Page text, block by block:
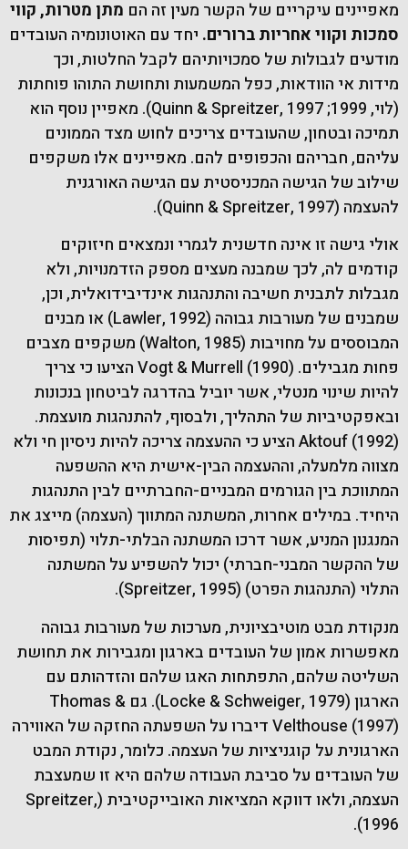
מאפיינים עיקריים של הקשר מעין זה הם מתן מטרות, קווי
סמכות וקווי אחריות ברורים. יחד עם האוטונומיה העובדים
מודעים לגבולות של סמכויותיהם לקבל החלטות, וכך
מידות אי הוודאות, כפל המשמעות ותחושת התוהו פוחתות
(לוי, 1999; Quinn & Spreitzer, 1997). מאפיין נוסף הוא
תמיכה ובטחון, שהעובדים צריכים לחוש מצד הממונים
עליהם, חבריהם והכפופים להם. מאפיינים אלו משקפים
שילוב של הגישה המכניסטית עם הגישה האורגנית
להעצמה (Quinn & Spreitzer, 1997).
אולי גישה זו אינה חדשנית לגמרי ונמצאים חיזוקים
קודמים לה, לכך שמבנה מעצים מספק הזדמנויות, ולא
מגבלות לתבנית חשיבה והתנהגות אינדיבידואלית, וכן,
שמבנים של מעורבות גבוהה (Lawler, 1992) או מבנים
המבוססים על מחויבות (Walton, 1985) משקפים מצבים
פחות מגבילים. Vogt & Murrell (1990) הציעו כי צריך
להיות שינוי מנטלי, אשר יוביל בהדרגה לביטחון בנכונות
ובאפקטיביות של התהליך, ולבסוף, להתנהגות מועצמת.
Aktouf (1992) הציע כי ההעצמה צריכה להיות ניסיון חי ולא
מצווה מלמעלה, וההעצמה הבין-אישית היא ההשפעה
המתווכת בין הגורמים המבניים-החברתיים לבין התנהגות
היחיד. במילים אחרות, המשתנה המתווך (העצמה) מייצג את
המנגנון המניע, אשר דרכו המשתנה הבלתי-תלוי (תפיסות
של ההקשר המבני-חברתי) יכול להשפיע על המשתנה
התלוי (התנהגות הפרט) (Spreitzer, 1995).
מנקודת מבט מוטיבציונית, מערכות של מעורבות גבוהה
מאפשרות אמון של העובדים בארגון ומגבירות את תחושת
השליטה שלהם, התפתחות האגו שלהם והזדהותם עם
הארגון (Locke & Schweiger, 1979). גם Thomas &
Velthouse (1997) דיברו על השפעתה החזקה של האווירה
הארגונית על קוגניציות של העצמה. כלומר, נקודת המבט
של העובדים על סביבת העבודה שלהם היא זו שמעצבת
העצמה, ולאו דווקא המציאות האובייקטיבית (Spreitzer,
1996).